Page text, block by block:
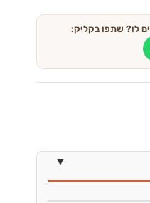
לו? שתפו בקליק: